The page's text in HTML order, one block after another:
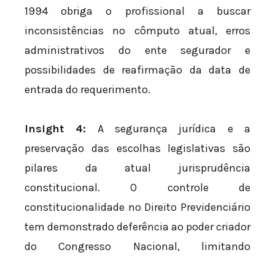
1994 obriga o profissional a buscar
inconsistências no cômputo atual, erros
administrativos do ente segurador e
possibilidades de reafirmação da data de
entrada do requerimento.
Insight 4: A segurança jurídica e a
preservação das escolhas legislativas são
pilares da atual jurisprudência
constitucional. O controle de
constitucionalidade no Direito Previdenciário
tem demonstrado deferência ao poder criador
do Congresso Nacional, limitando